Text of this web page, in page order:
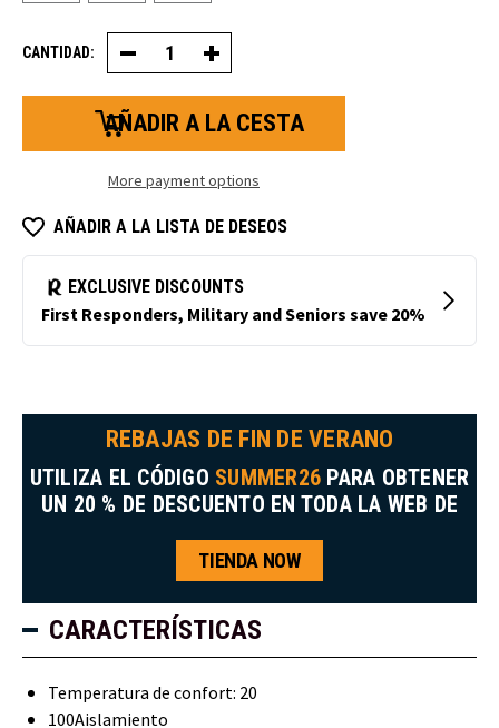
CANTIDAD: Disminuir
la
cantidad
de
guantes
Freezer
Aumentar
la
cantidad
guantes
Freezer
More payment options
AÑADIR A LA LISTA DE DESEOS
REBAJAS DE FIN DE VERANO
UTILIZA EL CÓDIGO SUMMER26 PARA OBTENER
UN 20 % DE DESCUENTO EN TODA LA WEB DE
TIENDA NOW
CARACTERÍSTICAS
Temperatura de confort: 20
100Aislamiento